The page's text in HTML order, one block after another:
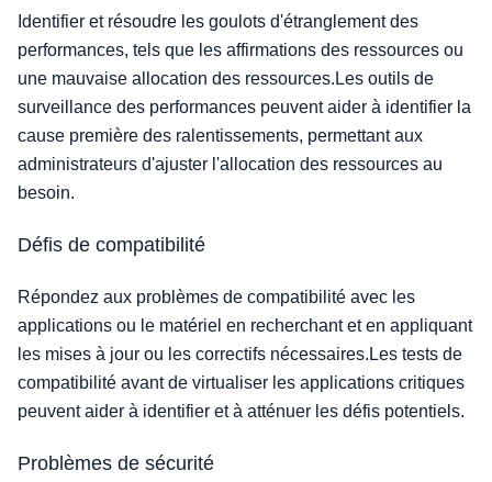
Identifier et résoudre les goulots d'étranglement des
performances, tels que les affirmations des ressources ou
une mauvaise allocation des ressources.Les outils de
surveillance des performances peuvent aider à identifier la
cause première des ralentissements, permettant aux
administrateurs d'ajuster l'allocation des ressources au
besoin.
Défis de compatibilité
Répondez aux problèmes de compatibilité avec les
applications ou le matériel en recherchant et en appliquant
les mises à jour ou les correctifs nécessaires.Les tests de
compatibilité avant de virtualiser les applications critiques
peuvent aider à identifier et à atténuer les défis potentiels.
Problèmes de sécurité